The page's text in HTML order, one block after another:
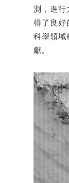
測，進行
得了良好
科學領域
獻。